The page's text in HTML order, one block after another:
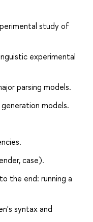
study of
experimental
parsing models.
models.
case).
the end: running a
syntax and